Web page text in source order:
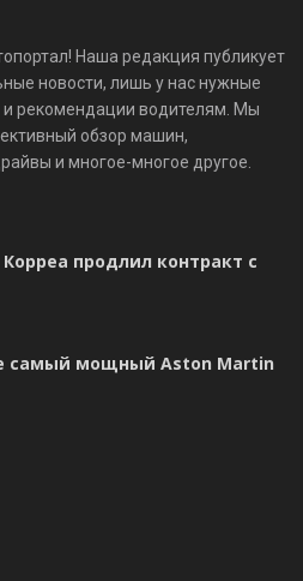
Наша редакция публикует
новости, лишь у нас нужные
и рекомендации водителям. Мы
обзор машин,
и многое-многое другое.
продлил контракт с
самый мощный Aston Martin